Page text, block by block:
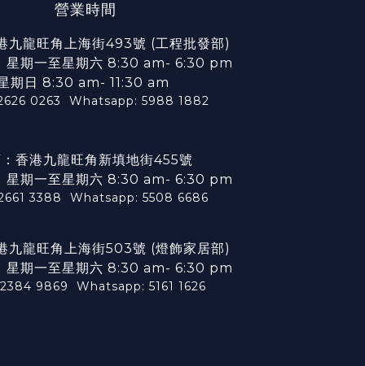
營業時間
九龍旺角上海街493號 (工程批發部)
星期一至星期六 8:30 am- 6:30 pm
期日 8:30 am- 11:30 am
0263 Whatsapp: 5988 1882
香港九龍旺角新填地街455號
星期一至星期六 8:30 am- 6:30 pm
3388 Whatsapp: 5508 6686
九龍旺角上海街503號 (燈飾家居部)
星期一至星期六 8:30 am- 6:30 pm
2384 9869 Whatsapp: 5161 1626